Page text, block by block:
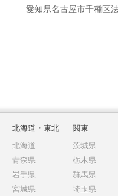
愛知県名古屋市千種区
北海道・東北
北海道
青森県
岩手県
宮城県
関東
茨城県
栃木県
群馬県
埼玉県